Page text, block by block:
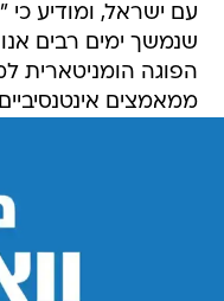
עם ישראל, ומודיע
שנמשך ימים רבים
הפוגה הומניטארית
ממאמצים